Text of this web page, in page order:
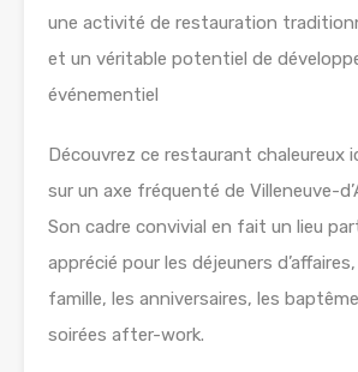
une activité de restauration
et un véritable potentiel de
événementiel
Découvrez ce restaurant chaleureux
sur un axe fréquenté de Villeneuve-
Son cadre convivial en fait un lieu
apprécié pour les déjeuners
famille, les anniversaires, les
soirées after-work.